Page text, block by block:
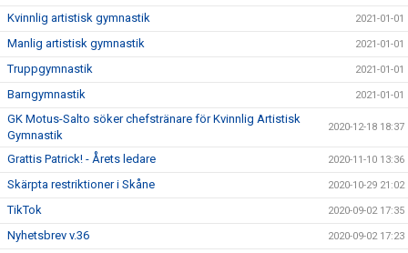
Kvinnlig artistisk gymnastik 2021-01-01
Manlig artistisk gymnastik 2021-01-01
Truppgymnastik 2021-01-01
Barngymnastik 2021-01-01
GK Motus-Salto söker chefstränare för Kvinnlig Artistisk
Gymnastik
2020-12-18 18:37
Grattis Patrick! - Årets ledare 2020-11-10 13:36
Skärpta restriktioner i Skåne 2020-10-29 21:02
TikTok 2020-09-02 17:35
Nyhetsbrev v.36 2020-09-02 17:23